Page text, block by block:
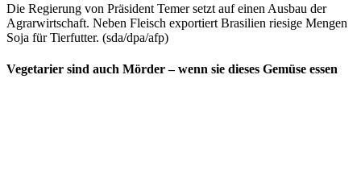
Die Regierung von Präsident Temer setzt auf einen Ausbau der
Agrarwirtschaft. Neben Fleisch exportiert Brasilien riesige Mengen
Soja für Tierfutter. (sda/dpa/afp)
Vegetarier sind auch Mörder – wenn sie dieses Gemüse essen